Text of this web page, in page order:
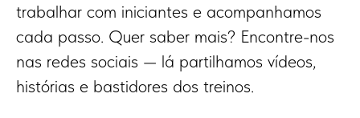
trabalhar com iniciantes e acompanhamos
cada passo. Quer saber mais? Encontre-nos
nas redes sociais — lá partilhamos vídeos,
histórias e bastidores dos treinos.